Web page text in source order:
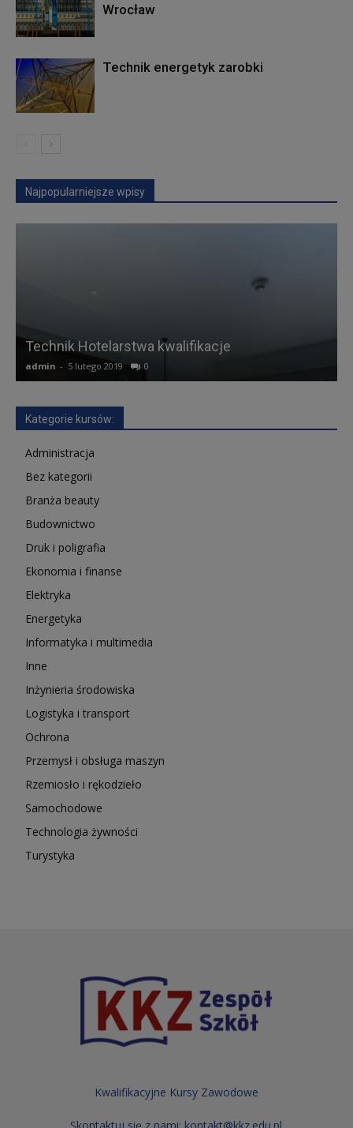
Wrocław
Technik energetyk zarobki
Najpopularniejsze wpisy
Technik Hotelarstwa kwalifikacje
admin - 5 lutego 2019 0
Kategorie kursów:
Administracja
Bez kategorii
Branża beauty
Budownictwo
Druk i poligrafia
Ekonomia i finanse
Elektryka
Energetyka
Informatyka i multimedia
Inne
Inżynieria środowiska
Logistyka i transport
Ochrona
Przemysł i obsługa maszyn
Rzemiosło i rękodzieło
Samochodowe
Technologia żywności
Turystyka
Kwalifikacyjne Kursy Zawodowe